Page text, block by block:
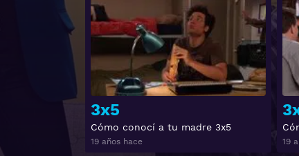
3x5
Cómo conocí a tu madre 3x5
19 años hace 19